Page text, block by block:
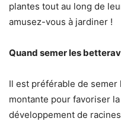
plantes tout au long de
amusez-vous à jardiner !
Quand semer les
Il est préférable de
montante pour favoriser
développement de